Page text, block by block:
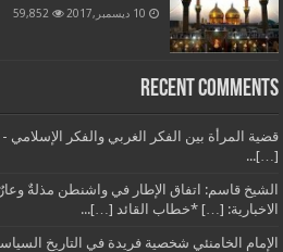
10 ديسمبر,2017 59,852
Recent Comments
قضية المرأة بين الفكر الغربي والفكر الإسلامي
[…]...
الشيخ قاسم: اتفاق الإطار في واشنطن مذلةٌ وعارٌ
الاخبارية: […] *خطاب القائد […]...
الإمام الخامنئي شخصية فريدة في التاريخ